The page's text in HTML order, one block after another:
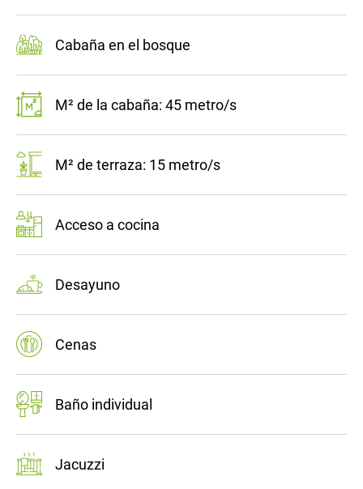
Cabaña en el bosque
M² de la cabaña: 45 metro/s
M² de terraza: 15 metro/s
Acceso a cocina
Desayuno
Cenas
Baño individual
Jacuzzi